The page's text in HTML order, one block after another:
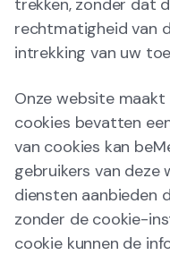
rechtmatigheid van
intrekking van uw
Onze website maakt
cookies bevatten
van cookies kan
gebruikers van deze
diensten aanbieden
zonder de cookie-
cookie kunnen de